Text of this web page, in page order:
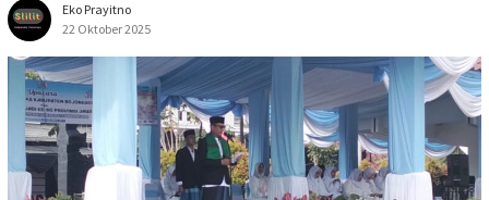
Eko Prayitno
22 Oktober 2025